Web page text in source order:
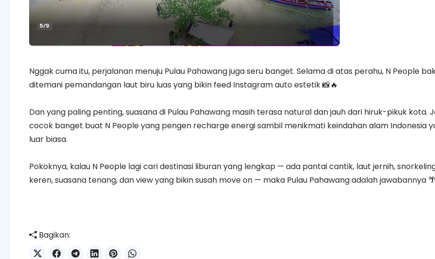
Nggak cuma itu, perjalanan menuju Pulau Pahawang juga seru banget. Selama di atas perahu, N People
ditemani pemandangan laut biru luas yang bikin feed Instagram auto estetik 📸🔥
Dan yang paling penting, suasana di Pulau Pahawang masih terasa natural dan jauh dari hiruk-pikuk kota.
cocok banget buat N People yang pengen recharge energi sambil menikmati keindahan alam Indonesia
luar biasa.
Pokoknya, kalau N People lagi cari destinasi liburan yang lengkap — ada pantai cantik, laut jernih,
keren, suasana tenang, dan view yang bikin susah move on — maka Pulau Pahawang adalah jawabannya
Bagikan: